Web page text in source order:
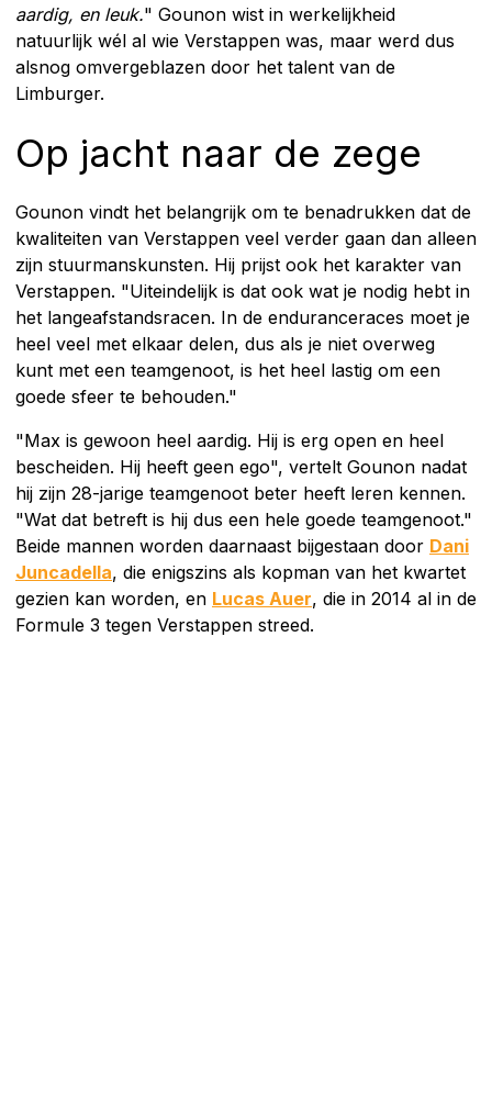
aardig, en leuk." Gounon wist in werkelijkheid
natuurlijk wél al wie Verstappen was, maar werd dus
alsnog omvergeblazen door het talent van de
Limburger.
Op jacht naar de zege
Gounon vindt het belangrijk om te benadrukken dat de
kwaliteiten van Verstappen veel verder gaan dan alleen
zijn stuurmanskunsten. Hij prijst ook het karakter van
Verstappen. "Uiteindelijk is dat ook wat je nodig hebt in
het langeafstandsracen. In de enduranceraces moet je
heel veel met elkaar delen, dus als je niet overweg
kunt met een teamgenoot, is het heel lastig om een
goede sfeer te behouden."
"Max is gewoon heel aardig. Hij is erg open en heel
bescheiden. Hij heeft geen ego", vertelt Gounon nadat
hij zijn 28-jarige teamgenoot beter heeft leren kennen.
"Wat dat betreft is hij dus een hele goede teamgenoot."
Beide mannen worden daarnaast bijgestaan door Dani
Juncadella, die enigszins als kopman van het kwartet
gezien kan worden, en Lucas Auer, die in 2014 al in de
Formule 3 tegen Verstappen streed.